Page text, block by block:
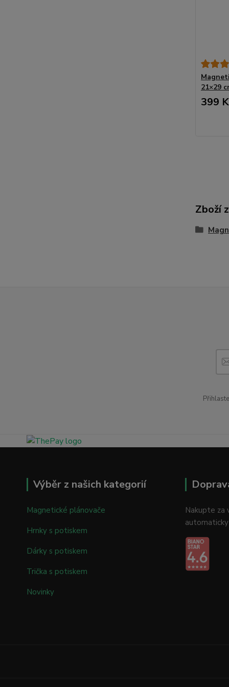
21×29
399
Zboží
Výběr z našich kategorií
Magnetické plánovače
Hrnky s potiskem
Dárky s potiskem
Trička s potiskem
Novinky
Nakupte za